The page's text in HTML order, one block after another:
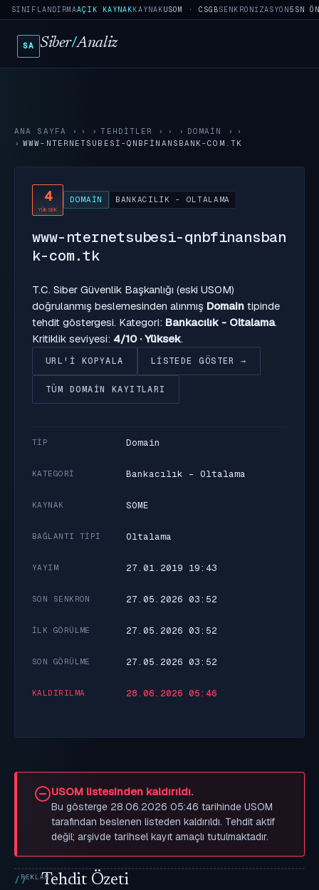
SINIFLANDIRMAAÇIK KAYNAKKAYNAKUSOM · CSGBSENKRONIZASYON5SN
SA Siber/Analiz
ANA SAYFA › TEHDITLER › DOMAIN
›
WWW-NTERNETSUBESI-QNBFINANSBANK-COM.TK
4
YÜKSEK
DOMAIN BANKACILIK - OLTALAMA
www-nternetsubesi-qnbfinansban
k-com.tk
T.C. Siber Güvenlik Başkanlığı (eski USOM)
doğrulanmış beslemesinden alınmış Domain tipinde
tehdit göstergesi. Kategori: Bankacılık - Oltalama.
Kritiklik seviyesi: 4/10 · Yüksek.
URL'I KOPYALA LISTEDE GÖSTER →
TÜM DOMAIN KAYITLARI
TIP Domain
KATEGORI Bankacılık - Oltalama
KAYNAK SOME
BAĞLANTI TIPI Oltalama
YAYIM 27.01.2019 19:43
SON SENKRON 27.05.2026 03:52
İLK GÖRÜLME 27.05.2026 03:52
SON GÖRÜLME 27.05.2026 03:52
KALDIRILMA 28.06.2026 05:46
USOM listesinden kaldırıldı.
Bu gösterge 28.06.2026 05:46 tarihinde USOM
tarafından beslenen listeden kaldırıldı. Tehdit aktif
değil; arşivde tarihsel kayıt amaçlı tutulmaktadır.
Tehdit Özeti